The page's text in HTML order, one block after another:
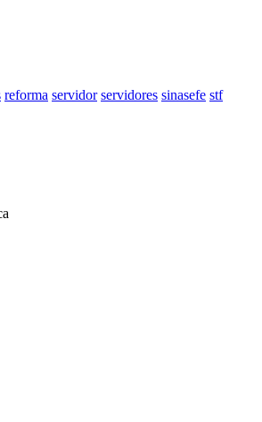
reforma servidor servidores sinasefe stf